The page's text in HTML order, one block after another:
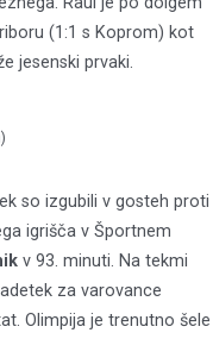
(1:1 s Koprom) kot
jesenski prvaki.
so izgubili v gosteh proti
igrišča v Športnem
v 93. minuti. Na tekmi
za varovance
Olimpija je trenutno šele